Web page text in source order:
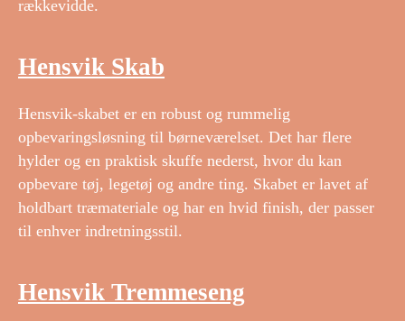
rækkevidde.
Hensvik Skab
Hensvik-skabet er en robust og rummelig
opbevaringsløsning til børneværelset. Det har flere
hylder og en praktisk skuffe nederst, hvor du kan
opbevare tøj, legetøj og andre ting. Skabet er lavet af
holdbart træmateriale og har en hvid finish, der passer
til enhver indretningsstil.
Hensvik Tremmeseng